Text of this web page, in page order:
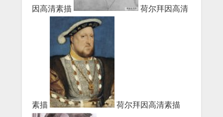
因高清素描 荷尔拜因高清
素描 荷尔拜因高清素描